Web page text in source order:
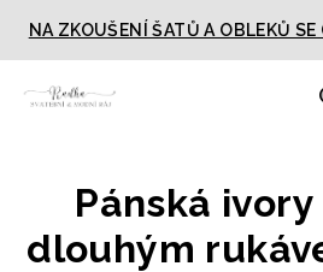
obsah
NA ZKOUŠENÍ ŠATŮ A OBLEKŮ
Pánská
dlouhým